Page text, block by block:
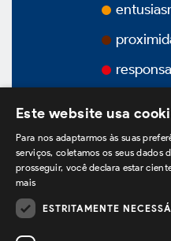
Governança
Visão Geral
Este website usa
Para nos adaptarmos às suas
serviços, coletamos os seus dados
prosseguir, você declara estar
mais
ESTRITAMENTE